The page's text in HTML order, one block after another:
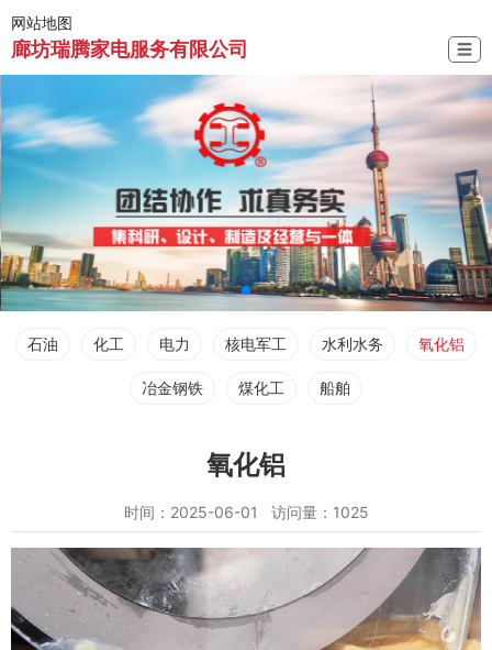
网站地图
廊坊瑞腾家电服务有限公司 ☰
石油 化工 电力 核电军工 水利水务 氧化铝
冶金钢铁 煤化工 船舶
氧化铝
时间：2025-06-01 访问量：1025